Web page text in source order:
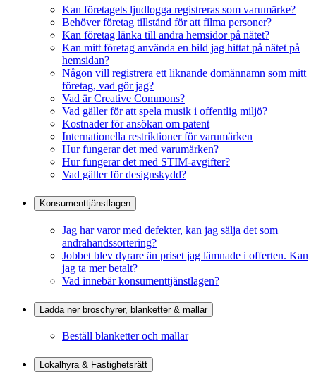
Kan företagets ljudlogga registreras som varumärke?
Behöver företag tillstånd för att filma personer?
Kan företag länka till andra hemsidor på nätet?
Kan mitt företag använda en bild jag hittat på nätet på
hemsidan?
Någon vill registrera ett liknande domännamn som mitt
företag, vad gör jag?
Vad är Creative Commons?
Vad gäller för att spela musik i offentlig miljö?
Kostnader för ansökan om patent
Internationella restriktioner för varumärken
Hur fungerar det med varumärken?
Hur fungerar det med STIM-avgifter?
Vad gäller för designskydd?
Konsumenttjänstlagen
Jag har varor med defekter, kan jag sälja det som
andrahandssortering?
Jobbet blev dyrare än priset jag lämnade i offerten. Kan
jag ta mer betalt?
Vad innebär konsumenttjänstlagen?
Ladda ner broschyrer, blanketter & mallar
Beställ blanketter och mallar
Lokalhyra & Fastighetsrätt